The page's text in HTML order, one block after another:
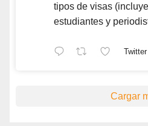
tipos de visas
estudiantes y
Twitter
Cargar